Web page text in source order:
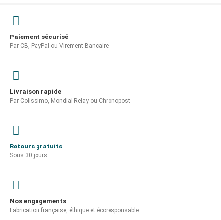
Paiement sécurisé
Par CB, PayPal ou Virement Bancaire
Livraison rapide
Par Colissimo, Mondial Relay ou Chronopost
Retours gratuits
Sous 30 jours
Nos engagements
Fabrication française, éthique et écoresponsable